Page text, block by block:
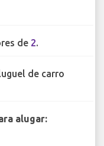
de 2.
de carro
alugar: